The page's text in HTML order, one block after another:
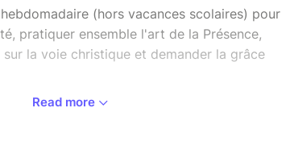
(hors vacances scolaires) pour
pratiquer ensemble l'art de la Présence,
la voie christique et demander la grâce
Read more